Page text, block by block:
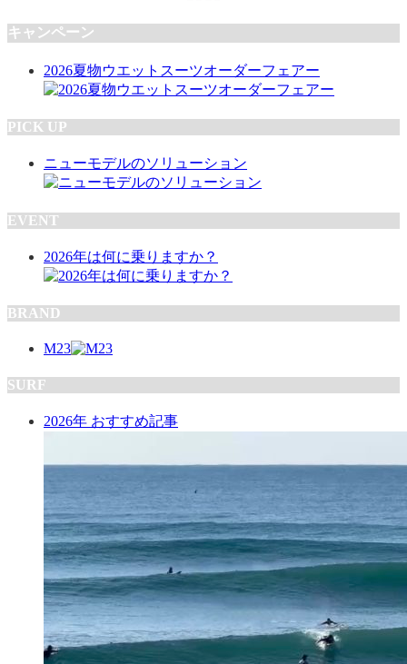
キャンペーン
2026夏物ウエットスーツオーダーフェアー
PICK UP
ニューモデルのソリューション
EVENT
2026年は何に乗りますか？
BRAND
M23
SURF
2026年 おすすめ記事